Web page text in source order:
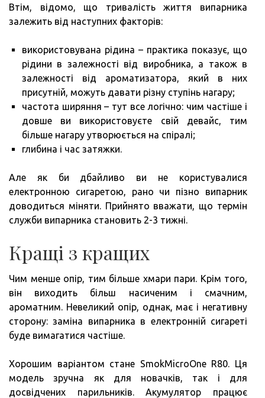
Втім, відомо, що тривалість життя випарника
залежить від наступних факторів:
використовувана рідина – практика показує, що
рідини в залежності від виробника, а також в
залежності від ароматизатора, який в них
присутній, можуть давати різну ступінь нагару;
частота ширяння – тут все логічно: чим частіше і
довше ви використовуєте свій девайс, тим
більше нагару утворюється на спіралі;
глибина і час затяжки.
Але як би дбайливо ви не користувалися
електронною сигаретою, рано чи пізно випарник
доводиться міняти. Прийнято вважати, що термін
служби випарника становить 2-3 тижні.
Кращі з кращих
Чим менше опір, тим більше хмари пари. Крім того,
він виходить більш насиченим і смачним,
ароматним. Невеликий опір, однак, має і негативну
сторону: заміна випарника в електронній сигареті
буде вимагатися частіше.
Хорошим варіантом стане SmokMicroOne R80. Ця
модель зручна як для новачків, так і для
досвідчених парильників. Акумулятор працює